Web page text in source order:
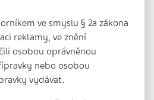
2/2013ve smyslu § 2a zákona
reklamy, ve znění
osobou oprávněnou
nebo osobou
vydávat.